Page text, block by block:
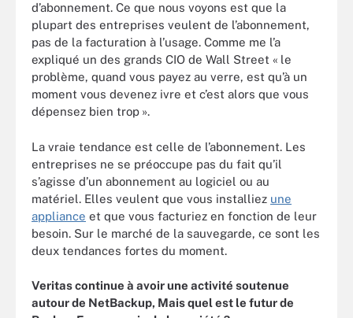
d’abonnement. Ce que nous voyons est que la
plupart des entreprises veulent de l’abonnement,
pas de la facturation à l’usage. Comme me l’a
expliqué un des grands CIO de Wall Street « le
problème, quand vous payez au verre, est qu’à un
moment vous devenez ivre et c’est alors que vous
dépensez bien trop ».
La vraie tendance est celle de l’abonnement. Les
entreprises ne se préoccupe pas du fait qu’il
s’agisse d’un abonnement au logiciel ou au
matériel. Elles veulent que vous installiez une
appliance et que vous facturiez en fonction de leur
besoin. Sur le marché de la sauvegarde, ce sont les
deux tendances fortes du moment.
Veritas continue à avoir une activité soutenue
autour de NetBackup, Mais quel est le futur de